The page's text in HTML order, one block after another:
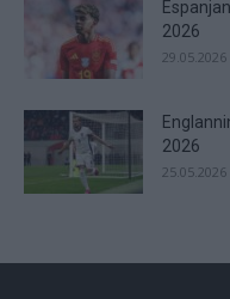
2026
29.05.2026
2026
25.05.2026